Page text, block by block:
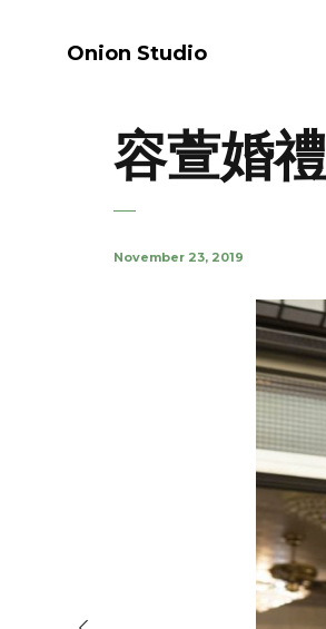
Onion Studio
容萱婚禮
November 23, 2019